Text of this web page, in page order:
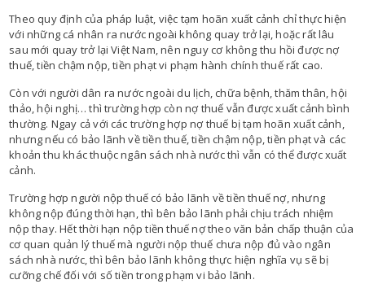
Theo quy định của pháp luật, việc tạm hoãn xuất cảnh chỉ thực hiện
với những cá nhân ra nước ngoài không quay trở lại, hoặc rất lâu
sau mới quay trở lại Việt Nam, nên nguy cơ không thu hồi được nợ
thuế, tiền chậm nộp, tiền phạt vi phạm hành chính thuế rất cao.
Còn với người dân ra nước ngoài du lịch, chữa bệnh, thăm thân, hội
thảo, hội nghị… thì trường hợp còn nợ thuế vẫn được xuất cảnh bình
thường. Ngay cả với các trường hợp nợ thuế bị tạm hoãn xuất cảnh,
nhưng nếu có bảo lãnh về tiền thuế, tiền chậm nộp, tiền phạt và các
khoản thu khác thuộc ngân sách nhà nước thì vẫn có thể được xuất
cảnh.
Trường hợp người nộp thuế có bảo lãnh về tiền thuế nợ, nhưng
không nộp đúng thời hạn, thì bên bảo lãnh phải chịu trách nhiệm
nộp thay. Hết thời hạn nộp tiền thuế nợ theo văn bản chấp thuận của
cơ quan quản lý thuế mà người nộp thuế chưa nộp đủ vào ngân
sách nhà nước, thì bên bảo lãnh không thực hiện nghĩa vụ sẽ bị
cưỡng chế đối với số tiền trong phạm vi bảo lãnh.